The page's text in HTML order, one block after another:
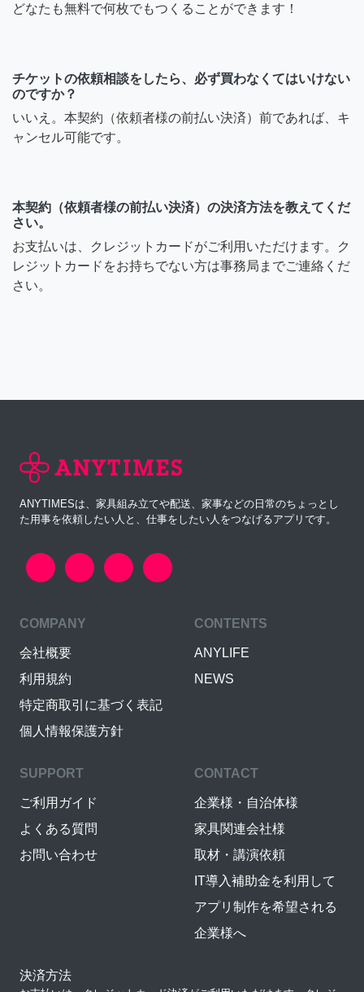
どなたも無料で何枚でもつくることができます！
チケットの依頼相談をしたら、必ず買わなくてはいけない
のですか？
いいえ。本契約（依頼者様の前払い決済）前であれば、キ
ャンセル可能です。
本契約（依頼者様の前払い決済）の決済方法を教えてくだ
さい。
お支払いは、クレジットカードがご利用いただけます。ク
レジットカードをお持ちでない方は事務局までご連絡くだ
さい。
ANYTIMESは、家具組み立てや配送、家事などの日常のちょっとし
た用事を依頼したい人と、仕事をしたい人をつなげるアプリです。
COMPANY
会社概要
利用規約
特定商取引に基づく表記
個人情報保護方針
CONTENTS
ANYLIFE
NEWS
SUPPORT
ご利用ガイド
よくある質問
お問い合わせ
CONTACT
企業様・自治体様
家具関連会社様
取材・講演依頼
IT導入補助金を利用して
アプリ制作を希望される
企業様へ
決済方法